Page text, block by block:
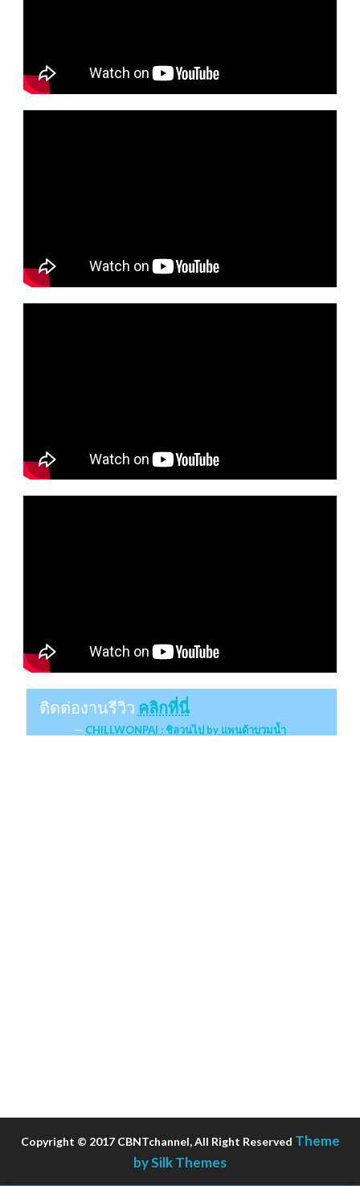
ติดต่องานรีวิว คลิกที่นี่
CHILLWONPAI : ชิลวนไป by แพนด้าบวมน้ำ
Copyright © 2017 CBNTchannel, All Right Reserved Theme
by Silk Themes